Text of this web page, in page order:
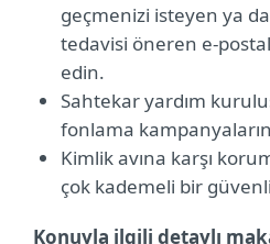
geçmenizi isteyen ya da
tedavisi öneren e-
edin.
Sahtekar yardım
fonlama
Kimlik avına karşı
çok kademeli bir
Konuyla ilgili detaylı